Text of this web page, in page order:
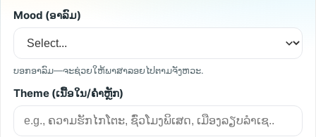
Mood (ອາລົມ)
ບອກອາລົມ—ຈະຊ່ວຍໃຫ້ພາສາລອຍໄປຕາມຈັງຫວະ.
Theme (ເນື້ອໃນ/ຄຳຫຼັກ)